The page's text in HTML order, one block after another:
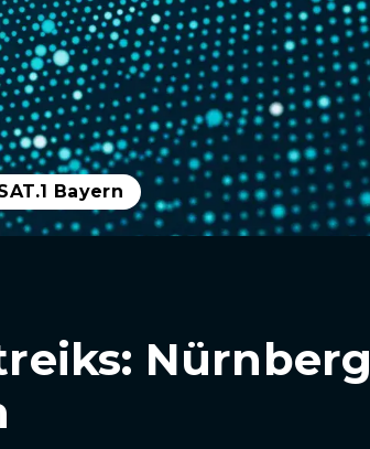
Bayern
Nürnberg